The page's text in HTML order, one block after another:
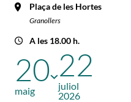
Plaça de les Hortes
Granollers
A les 18.00 h.
20
maig
22
juliol
2026